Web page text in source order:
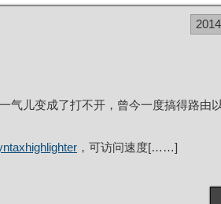
气儿变成了打不开，曾今一度搞得路由
，可访问速度[……]